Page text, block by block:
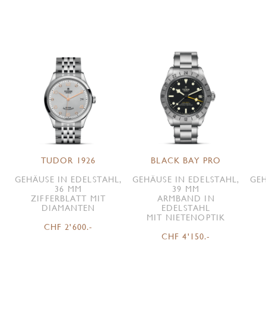
TUDOR 1926
GEHÄUSE IN EDELSTAHL,
36 MM
ZIFFERBLATT MIT
DIAMANTEN
CHF 2'600.-
BLACK BAY PRO
GEHÄUSE IN EDELSTAHL,
39 MM
ARMBAND IN
EDELSTAHL
MIT NIETENOPTIK
CHF 4'150.-